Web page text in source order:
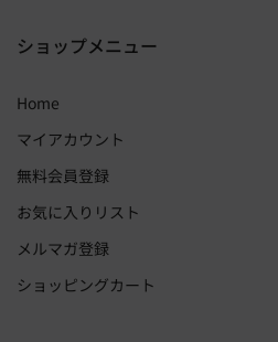
ショップメニュー
Home
マイアカウント
無料会員登録
お気に入りリスト
メルマガ登録
ショッピングカート